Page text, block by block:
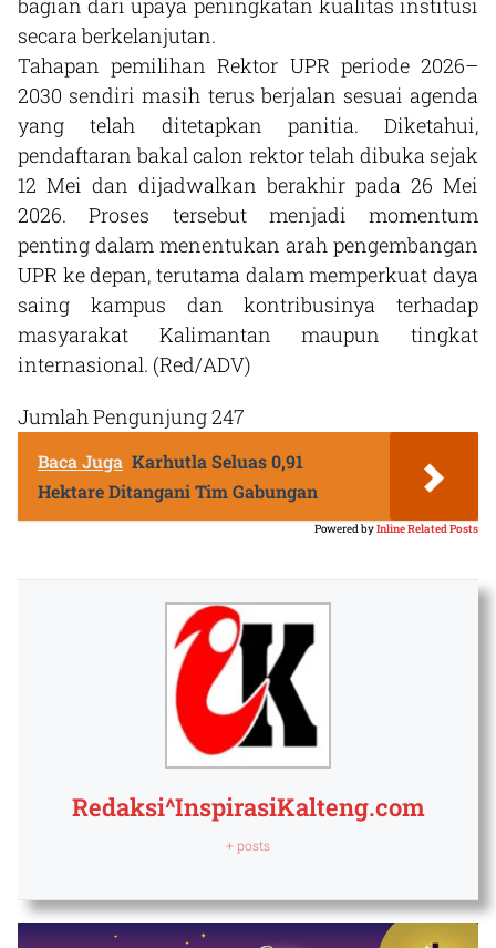
secara berkelanjutan.
Tahapan pemilihan Rektor UPR periode 2026–
2030 sendiri masih terus berjalan sesuai agenda
yang telah ditetapkan panitia. Diketahui,
pendaftaran bakal calon rektor telah dibuka sejak
12 Mei dan dijadwalkan berakhir pada 26 Mei
2026. Proses tersebut menjadi momentum
penting dalam menentukan arah pengembangan
UPR ke depan, terutama dalam memperkuat daya
saing kampus dan kontribusinya terhadap
masyarakat Kalimantan maupun tingkat
internasional. (Red/ADV)
Jumlah Pengunjung247
Baca Juga Karhutla Seluas 0,91
Hektare Ditangani Tim Gabungan
Powered byInline Related Posts
Redaksi^InspirasiKalteng.com
+ posts